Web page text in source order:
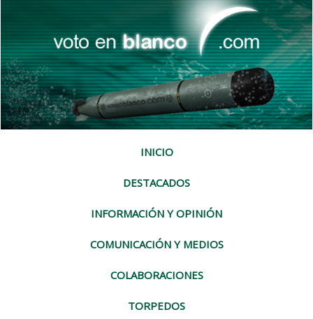
INICIO
DESTACADOS
INFORMACIÓN Y OPINIÓN
COMUNICACIÓN Y MEDIOS
COLABORACIONES
TORPEDOS